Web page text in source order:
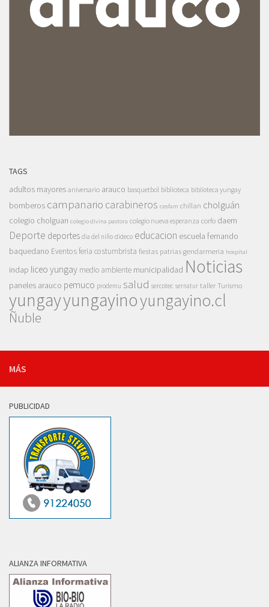
TAGS
adultos mayores aniversario arauco basquetbol biblioteca biblioteca yungay
bomberos campanario carabineros cesfam chillan cholguán
colegio cholguan colegio divina pastora colegio nueva esperanza corfo daem
Deporte deportes dia del niño dideco educacion escuela fernando
baquedano Eventosferia costumbrista fiestas patrias gendarmeria hospital
indap liceo yungay medio ambiente municipalidad Noticias
paneles arauco pemuco prodemu salud sercotec sernatur taller Turismo
yungayyungayinoyungayino.cl
Ñuble
MÁS
PUBLICIDAD
ALIANZA INFORMATIVA